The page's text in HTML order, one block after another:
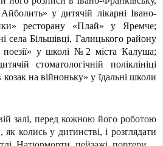
у дитячій лікарні Івано-
ресторану «Плай» у Яремче;
села Більшівці, Галицького району
поезії» у школі №2 міста Калуша;
стоматологічній поліклініці
козак на війноньку» у їдальні школи
залі, перед кожною його роботою
колись у дитинстві, і розглядати